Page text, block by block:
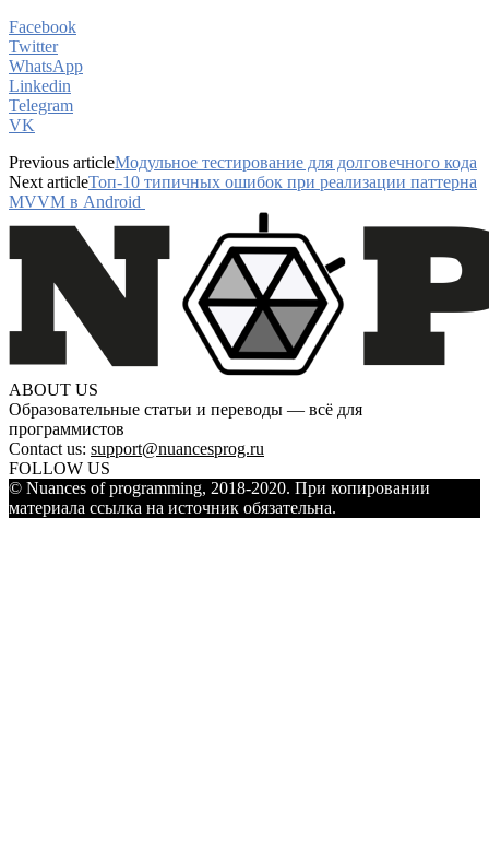
Facebook
Twitter
WhatsApp
Linkedin
Telegram
VK
Previous articleМодульное тестирование для долговечного кода
Next articleТоп-10 типичных ошибок при реализации паттерна
MVVM в Android
ABOUT US
Образовательные статьи и переводы — всё для
программистов
Contact us: support@nuancesprog.ru
FOLLOW US
© Nuances of programming, 2018-2020. При копировании
материала ссылка на источник обязательна.